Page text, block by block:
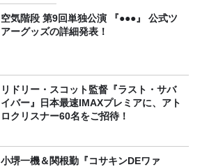
空気階段 第9回単独公演 『●●●』 公式ツ
アーグッズの詳細発表！
リドリー・スコット監督『ラスト・サバ
イバー』日本最速IMAXプレミアに、アト
ロクリスナー60名をご招待！
小堺一機＆関根勤『コサキンDEワァ